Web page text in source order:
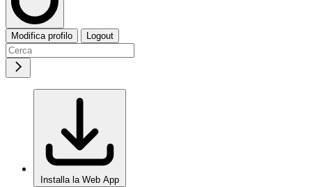
Modifica profilo Logout
Installa la Web App